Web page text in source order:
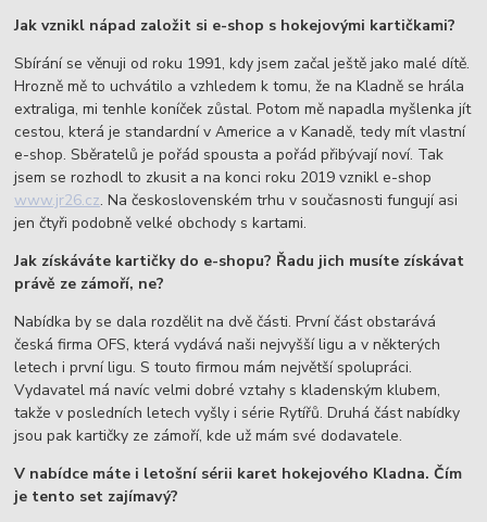
Jak vznikl nápad založit si e-shop s hokejovými kartičkami?
Sbírání se věnuji od roku 1991, kdy jsem začal ještě jako malé dítě.
Hrozně mě to uchvátilo a vzhledem k tomu, že na Kladně se hrála
extraliga, mi tenhle koníček zůstal. Potom mě napadla myšlenka jít
cestou, která je standardní v Americe a v Kanadě, tedy mít vlastní
e-shop. Sběratelů je pořád spousta a pořád přibývají noví. Tak
jsem se rozhodl to zkusit a na konci roku 2019 vznikl e-shop
www.jr26.cz. Na československém trhu v současnosti fungují asi
jen čtyři podobně velké obchody s kartami.
Jak získáváte kartičky do e-shopu? Řadu jich musíte získávat
právě ze zámoří, ne?
Nabídka by se dala rozdělit na dvě části. První část obstarává
česká firma OFS, která vydává naši nejvyšší ligu a v některých
letech i první ligu. S touto firmou mám největší spolupráci.
Vydavatel má navíc velmi dobré vztahy s kladenským klubem,
takže v posledních letech vyšly i série Rytířů. Druhá část nabídky
jsou pak kartičky ze zámoří, kde už mám své dodavatele.
V nabídce máte i letošní sérii karet hokejového Kladna. Čím
je tento set zajímavý?